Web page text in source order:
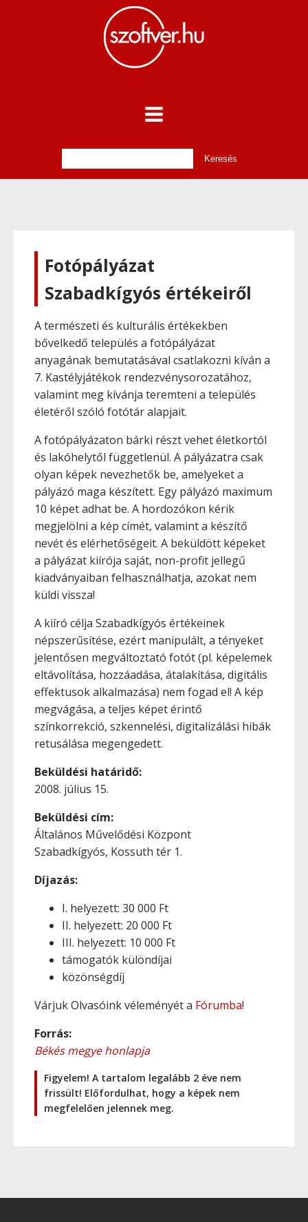
Fotópályázat
Szabadkígyós értékeiről
A természeti és kulturális értékekben
bővelkedő település a fotópályázat
anyagának bemutatásával csatlakozni kíván a
7. Kastélyjátékok rendezvénysorozatához,
valamint meg kívánja teremteni a település
életéről szóló fotótár alapjait.
A fotópályázaton bárki részt vehet életkortól
és lakóhelytől függetlenül. A pályázatra csak
olyan képek nevezhetők be, amelyeket a
pályázó maga készített. Egy pályázó maximum
10 képet adhat be. A hordozókon kérik
megjelölni a kép címét, valamint a készítő
nevét és elérhetőségeit. A beküldött képeket
a pályázat kiírója saját, non-profit jellegű
kiadványaiban felhasználhatja, azokat nem
küldi vissza!
A kiíró célja Szabadkígyós értékeinek
népszerűsítése, ezért manipulált, a tényeket
jelentősen megváltoztató fotót (pl. képelemek
eltávolítása, hozzáadása, átalakítása, digitális
effektusok alkalmazása) nem fogad el! A kép
megvágása, a teljes képet érintő
színkorrekció, szkennelési, digitalizálási hibák
retusálása megengedett.
Beküldési határidő:
2008. július 15.
Beküldési cím:
Általános Művelődési Központ
Szabadkígyós, Kossuth tér 1.
Díjazás:
I. helyezett: 30 000 Ft
II. helyezett: 20 000 Ft
III. helyezett: 10 000 Ft
támogatók különdíjai
közönségdíj
Várjuk Olvasóink véleményét a Fórumba!
Forrás:
Békés megye honlapja
Figyelem! A tartalom legalább 2 éve nem
frissült! Előfordulhat, hogy a képek nem
megfelelően jelennek meg.